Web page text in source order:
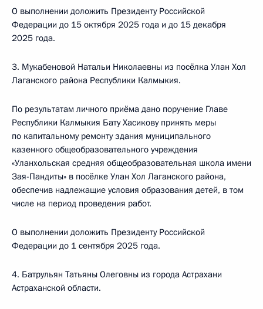
О выполнении доложить Президенту Российской
Федерации до 15 октября 2025 года и до 15 декабря
2025 года.
3. Мукабеновой Натальи Николаевны из посёлка Улан Хол
Лаганского района Республики Калмыкия.
По результатам личного приёма дано поручение Главе
Республики Калмыкия Бату Хасикову принять меры
по капитальному ремонту здания муниципального
казенного общеобразовательного учреждения
«Уланхольская средняя общеобразовательная школа имени
Зая-Пандиты» в посёлке Улан Хол Лаганского района,
обеспечив надлежащие условия образования детей, в том
числе на период проведения работ.
О выполнении доложить Президенту Российской
Федерации до 1 сентября 2025 года.
4. Батрульян Татьяны Олеговны из города Астрахани
Астраханской области.